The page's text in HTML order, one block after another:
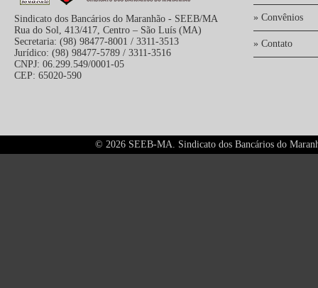
Sindicato dos Bancários do Maranhão - SEEB/MA
Rua do Sol, 413/417, Centro – São Luís (MA)
Secretaria: (98) 98477-8001 / 3311-3513
Jurídico: (98) 98477-5789 / 3311-3516
CNPJ: 06.299.549/0001-05
CEP: 65020-590
» Convênios
» Contato
© 2026 SEEB-MA. Sindicato dos Bancários do